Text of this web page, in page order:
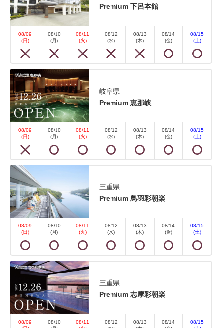
■設備・アメニティ■ 冷暖房空調・温水洗浄便座・液
晶テレビ・冷蔵庫（中身は空です）・電気ケトル・お
茶セット・フェイスタオル・バスタオル・帯・丹前
※浴衣は浴衣コーナーでお好きな色・柄をお選びいた
だけます。 ※平米数は踏込・お手洗いなども含んだ
全体...
空室なし
空室カレンダー
【禁煙】スタンダード和室 内風呂
なし(ガーデンビュー)
35.90m 1~5名
Wi-Fiあり（無料）
■設備・アメニティ■ 冷暖房空調・温水洗浄便座・液
Premium 下呂本館
08/09
(日)
08/10
(月)
08/11
(火)
08/12
(水)
08/13
(木)
08/14
(金)
08/15
(土)
岐阜県
Premium 恵那峡
08/09
(日)
08/10
(月)
08/11
(火)
08/12
(水)
08/13
(木)
08/14
(金)
08/15
(土)
三重県
Premium 鳥羽彩朝楽
08/09
(日)
08/10
(月)
08/11
(火)
08/12
(水)
08/13
(木)
08/14
(金)
08/15
(土)
三重県
Premium 志摩彩朝楽
08/09
08/10
08/11
08/12
08/13
08/14
08/15